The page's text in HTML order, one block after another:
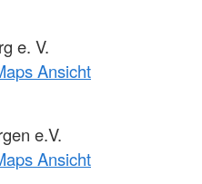
e. V.
Ansicht
e.V.
Ansicht